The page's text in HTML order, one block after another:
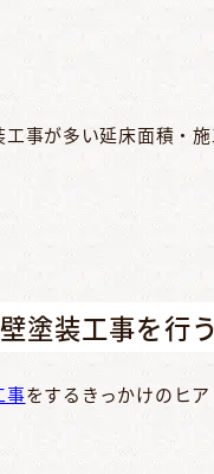
事が多い延床面積・
塗装工事を行
事をするきっかけのヒ